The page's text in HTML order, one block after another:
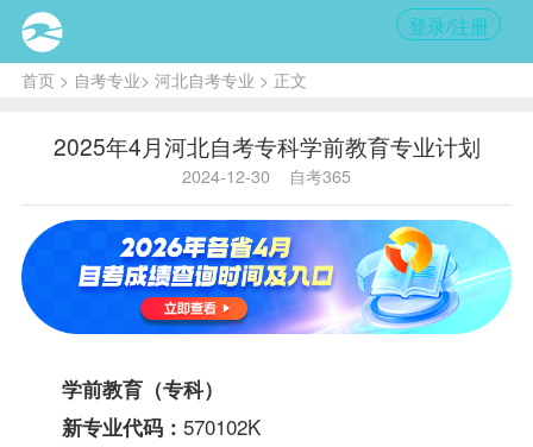
登录/注册
首页> 自考专业> 河北自考专业 > 正文
2025年4月河北自考专科学前教育专业计划
2024-12-30 自考365
学前教育（专科）
新专业代码： 570102K